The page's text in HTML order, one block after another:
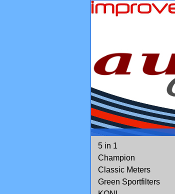
5 in 1
Champion
Classic Meters
Green Sportfilters